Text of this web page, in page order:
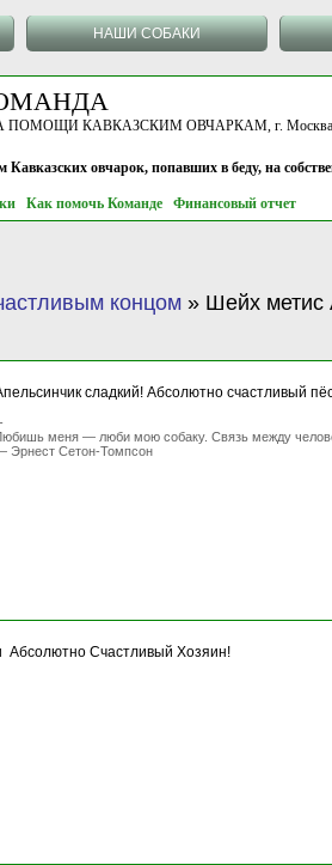
НАШИ СОБАКИ
КАВКАЗСКИМ ОВЧАРКАМ, г. Москва
Кавказских овчарок, попавших в беду, на
Как помочь Команде Финансовый отчет
концом » Шейх метис
сладкий! Абсолютно счастливый
меня — люби мою собаку. Связь между
Эрнест Сетон-Томпсон
Абсолютно Счастливый Хозяин!